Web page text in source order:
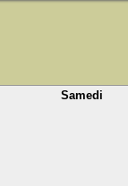
Samedi